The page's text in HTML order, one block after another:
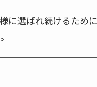
に選ばれ続けるために